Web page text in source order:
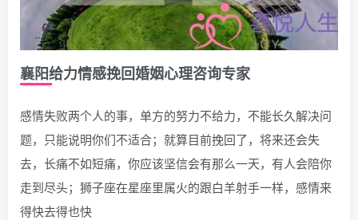
襄阳给力情感挽回婚姻心理咨询专家
感情失败两个人的事，单方的努力不给力，不能长久解决问
题，只能说明你们不适合；就算目前挽回了，将来还会失
去，长痛不如短痛，你应该坚信会有那么一天，有人会陪你
走到尽头；狮子座在星座里属火的跟白羊射手一样，感情来
得快去得也快